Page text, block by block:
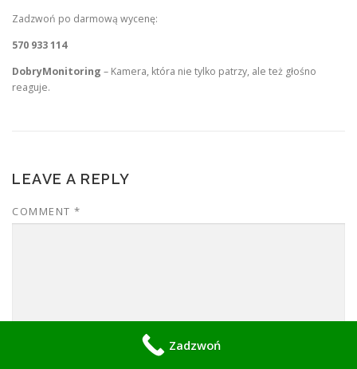
Zadzwoń po darmową wycenę:
570 933 114
DobryMonitoring – Kamera, która nie tylko patrzy, ale też głośno
reaguje.
LEAVE A REPLY
COMMENT *
Zadzwoń